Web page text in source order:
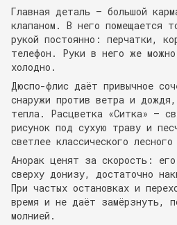
Главная деталь — большой
клапаном. В него помещается
рукой постоянно: перчатки,
телефон. Руки в него же
холодно.
Дюспо-флис даёт привычное
снаружи против ветра и
тепла. Расцветка «Ситка» —
рисунок под сухую траву и
светлее классического
Анорак ценят за скорость:
сверху донизу, достаточно
При частых остановках и
время и не даёт замёрзнуть,
молнией.